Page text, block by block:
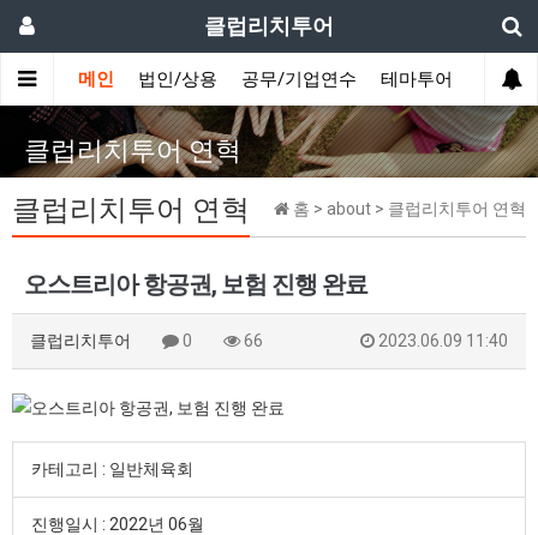
클럽리치투어
메인 법인/상용 공무/기업연수 테마투어 데이투
클럽리치투어 연혁
홈 > about > 클럽리치투어 연혁
클럽리치투어 연혁
오스트리아 항공권, 보험 진행 완료
클럽리치투어 0 66 2023.06.09 11:40
카테고리 : 일반체육회
진행일시 : 2022년 06월